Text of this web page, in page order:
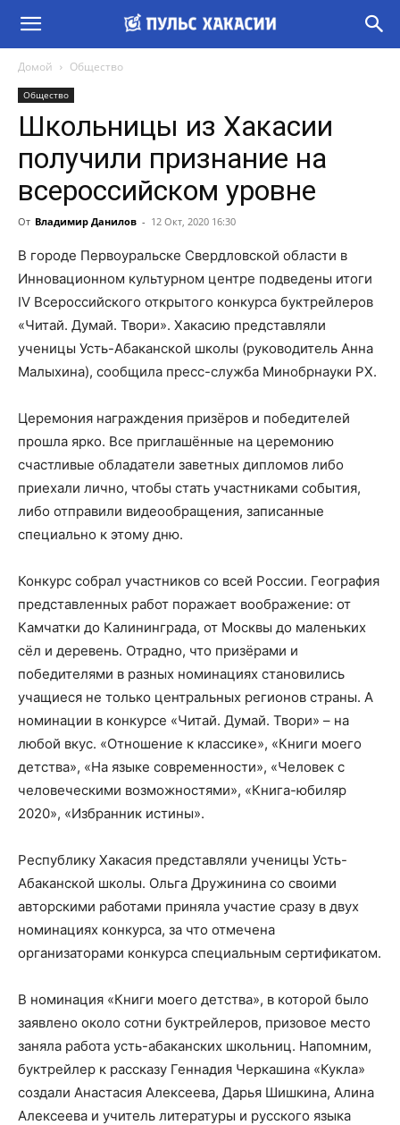
Домой Общество
Общество
Школьницы из Хакасии
получили признание на
всероссийском уровне
От Владимир Данилов - 12 Окт, 2020 16:30
В городе Первоуральске Свердловской области в
Инновационном культурном центре подведены итоги
IV Всероссийского открытого конкурса буктрейлеров
«Читай. Думай. Твори». Хакасию представляли
ученицы Усть-Абаканской школы (руководитель Анна
Малыхина), сообщила пресс-служба Минобрнауки РХ.
Церемония награждения призёров и победителей
прошла ярко. Все приглашённые на церемонию
счастливые обладатели заветных дипломов либо
приехали лично, чтобы стать участниками события,
либо отправили видеообращения, записанные
специально к этому дню.
Конкурс собрал участников со всей России. География
представленных работ поражает воображение: от
Камчатки до Калининграда, от Москвы до маленьких
сёл и деревень. Отрадно, что призёрами и
победителями в разных номинациях становились
учащиеся не только центральных регионов страны. А
номинации в конкурсе «Читай. Думай. Твори» – на
любой вкус. «Отношение к классике», «Книги моего
детства», «На языке современности», «Человек с
человеческими возможностями», «Книга-юбиляр
2020», «Избранник истины».
Республику Хакасия представляли ученицы Усть-
Абаканской школы. Ольга Дружинина со своими
авторскими работами приняла участие сразу в двух
номинациях конкурса, за что отмечена
организаторами конкурса специальным сертификатом.
В номинация «Книги моего детства», в которой было
заявлено около сотни буктрейлеров, призовое место
заняла работа усть-абаканских школьниц. Напомним,
буктрейлер к рассказу Геннадия Черкашина «Кукла»
создали Анастасия Алексеева, Дарья Шишкина, Алина
Алексеева и учитель литературы и русского языка